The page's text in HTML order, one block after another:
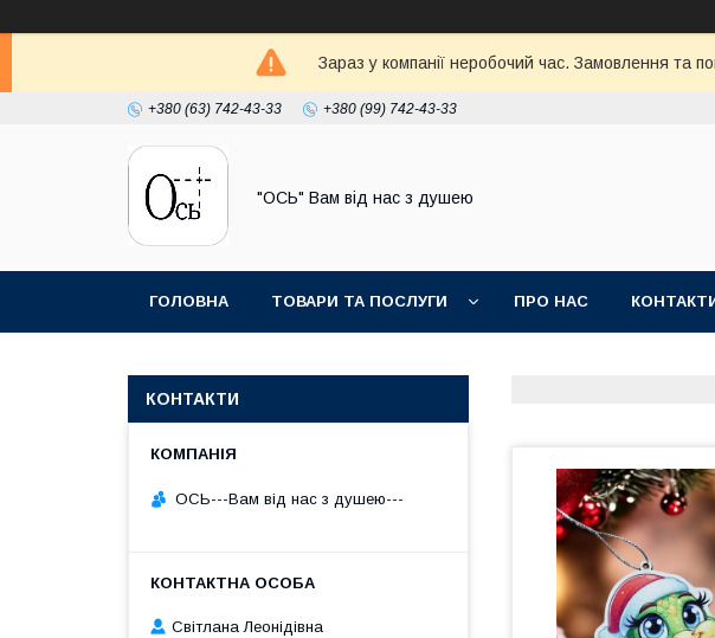
Зараз у компанії неробочий час. Замовлення та
+380 (63) 742-43-33 +380 (99) 742-43-33
"ОСЬ" Вам від нас з душею
ГОЛОВНА ТОВАРИ ТА ПОСЛУГИ ПРО НАС
КОНТАКТИ
ОСЬ---Вам від нас з душею---
Світлана Леонідівна